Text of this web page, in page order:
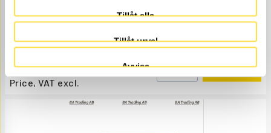
Tillåt alla
Tillåt urval
Avvisa
Åtgår1
Price, VAT excl.
252.00
Order item, 1-2 days NEEDED
BUY